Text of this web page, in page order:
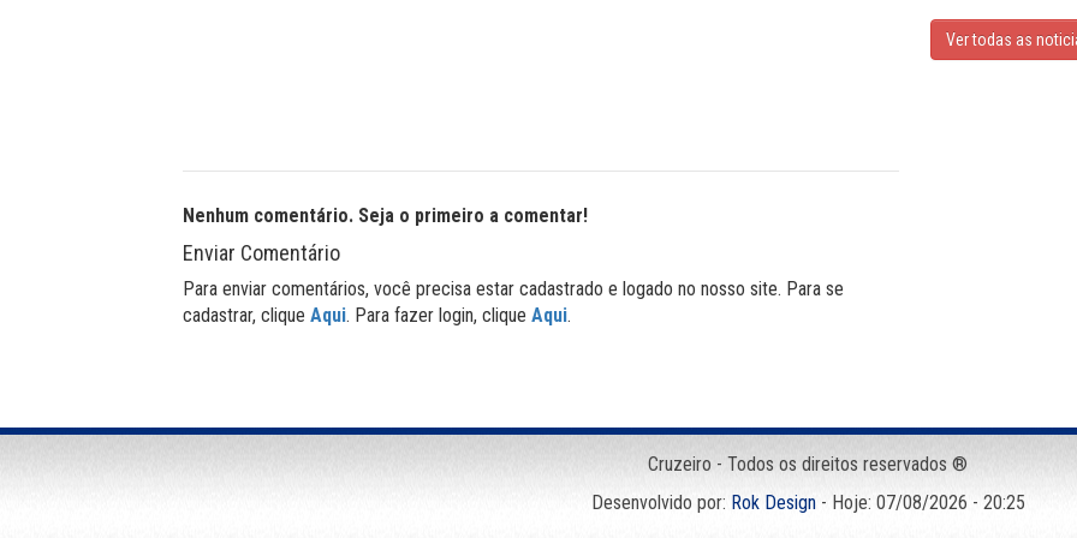
Nenhum comentário. Seja o primeiro a comentar!
Enviar Comentário
Para enviar comentários, você precisa estar cadastrado e logado no nosso site. Para se
cadastrar, clique Aqui. Para fazer login, clique Aqui.
Ver todas as
Cruzeiro - Todos os direitos reservados ®
Desenvolvido por: Rok Design- Hoje: 07/08/2026 - 20:25